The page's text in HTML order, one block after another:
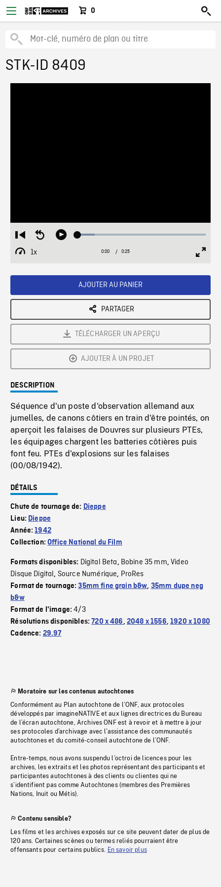
0
STK-ID 8409
Restart
from
beginning
Seek
Play Loaded:
1x
Playback
Current
0:00 / Duration
0:25
AJOUTER AU PANIER
PARTAGER
TÉLÉCHARGER UN APERÇU
AJOUTER À UN PROJET
DESCRIPTION
Séquence d'un poste d'observation allemand aux
jumelles, de canons côtiers en train d'être pointés, on
aperçoit les falaises de Douvres sur plusieurs PTEs,
les équipages chargent les batteries côtières puis
font feu. PTEs d'explosions sur les falaises
(00/08/1942).
DÉTAILS
Chute de tournage de: Dieppe
Lieu: Dieppe
Année:1942
Collection:Office National du Film
Formats disponibles: Digital Beta, Bobine 35 mm,Video
Disque Digital, Source Numérique, ProRes
Format de tournage:35mm fine grain b&w, 35mm dupe neg
b&w
Format de l'image:4/3
Résolutions disponibles:720 x 486, 2048 x 1556,1920 x 1080
Cadence: 29.97
Moratoire sur les contenus autochtones
Conformément au Plan autochtone de l’ONF, aux protocoles
développés par imagineNATIVE et aux lignes directrices du Bureau
de l’écran autochtone, Archives ONF est à revoir et à mettre à jour
ses protocoles d’archivage avec l’assistance des communautés
autochtones et du comité-conseil autochtone de l’ONF.
Entre-temps, nous avons suspendu l’octroi de licences pour les
archives, les extraits et les photos représentant des participants et
participantes autochtones à des clients ou clientes qui ne
s’identifient pas comme Autochtones (membres des Premières
Nations, Inuit ou Métis).
Contenu sensible?
Les films et les archives exposés sur ce site peuvent dater de plus de
120 ans. Certaines scènes ou termes reliés pourraient être
offensants pour certains publics. En savoir plus